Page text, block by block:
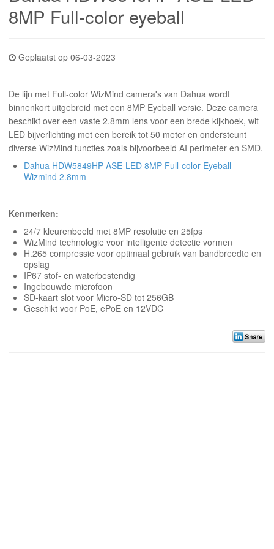
8MP Full-color eyeball
Geplaatst op 06-03-2023
De lijn met Full-color WizMind camera's van Dahua wordt
binnenkort uitgebreid met een 8MP Eyeball versie. Deze camera
beschikt over een vaste 2.8mm lens voor een brede kijkhoek, wit
LED bijverlichting met een bereik tot 50 meter en ondersteunt
diverse WizMind functies zoals bijvoorbeeld AI perimeter en SMD.
Dahua HDW5849HP-ASE-LED 8MP Full-color Eyeball
Wizmind 2.8mm
Kenmerken:
24/7 kleurenbeeld met 8MP resolutie en 25fps
WizMind technologie voor intelligente detectie vormen
H.265 compressie voor optimaal gebruik van bandbreedte en
opslag
IP67 stof- en waterbestendig
Ingebouwde microfoon
SD-kaart slot voor Micro-SD tot 256GB
Geschikt voor PoE, ePoE en 12VDC